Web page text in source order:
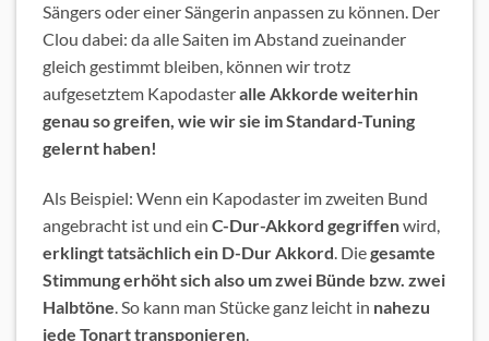
Sängers oder einer Sängerin anpassen zu können. Der
Clou dabei: da alle Saiten im Abstand zueinander
gleich gestimmt bleiben, können wir trotz
aufgesetztem Kapodasteralle Akkorde weiterhin
genau so greifen, wie wir sie im Standard-Tuning
gelernt haben!
Als Beispiel: Wenn ein Kapodaster im zweiten Bund
angebracht ist und ein C-Dur-Akkord gegriffenwird,
erklingt tatsächlich ein D-Dur Akkord. Diegesamte
Stimmung erhöht sich also um zwei Bünde bzw. zwei
Halbtöne. So kann man Stücke ganz leicht in nahezu
jede Tonart transponieren.